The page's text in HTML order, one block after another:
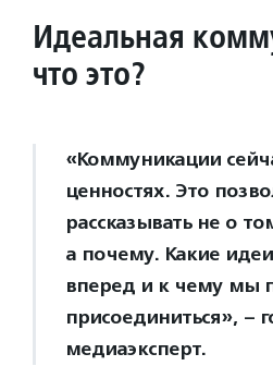
Идеальная
что это?
«Коммуникации
ценностях. Это
рассказывать не о
а почему. Какие
вперед и к чему мы
присоединиться», –
медиаэксперт.